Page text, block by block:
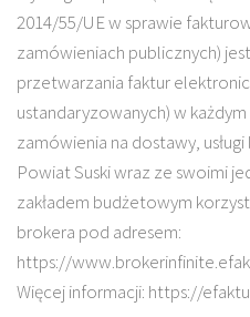
2014/55/UE w sprawie
zamówieniach publicznych)
przetwarzania faktur
ustandaryzowanych) w
zamówienia na dostawy,
Powiat Suski wraz ze swoimi
zakładem budżetowym
brokera pod adresem:
https://
Więcej informacji: https://